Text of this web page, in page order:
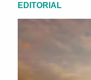
EDITORIAL